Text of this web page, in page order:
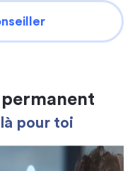
pour toi